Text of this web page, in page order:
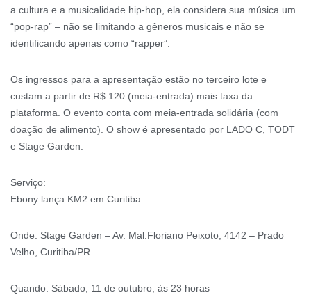
a cultura e a musicalidade hip-hop, ela considera sua música um
“pop-rap” – não se limitando a gêneros musicais e não se
identificando apenas como “rapper”.
Os ingressos para a apresentação estão no terceiro lote e
custam a partir de R$ 120 (meia-entrada) mais taxa da
plataforma. O evento conta com meia-entrada solidária (com
doação de alimento). O show é apresentado por LADO C, TODT
e Stage Garden.
Serviço:
Ebony lança KM2 em Curitiba
Onde: Stage Garden – Av. Mal.Floriano Peixoto, 4142 – Prado
Velho, Curitiba/PR
Quando: Sábado, 11 de outubro, às 23 horas